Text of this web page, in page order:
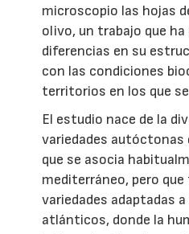
microscopio las hojas
olivo, un trabajo que
diferencias en su
con las condiciones
territorios en los que
El estudio nace de la
variedades autóctonas
que se asocia
mediterráneo, pero
variedades adaptadas
atlánticos, donde la